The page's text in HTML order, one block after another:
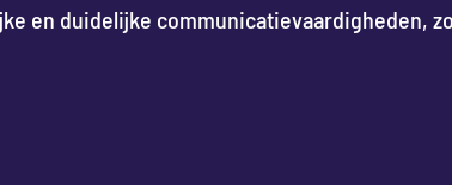
en duidelijke communicatievaardigheden,